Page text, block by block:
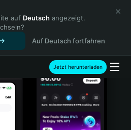
auf Deutsch angezeigt.
Auf Deutsch fortfahren
Jetzt herunterladen